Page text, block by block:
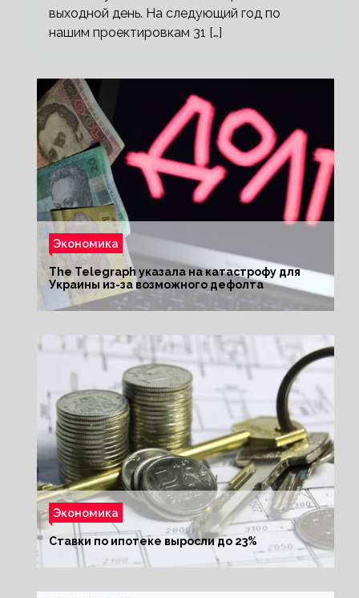
выходной день. На следующий год по
нашим проектировкам 31 […]
Экономика
The Telegraph указала на катастрофу для
Украины из-за возможного дефолта
Экономика
Ставки по ипотеке выросли до 23%